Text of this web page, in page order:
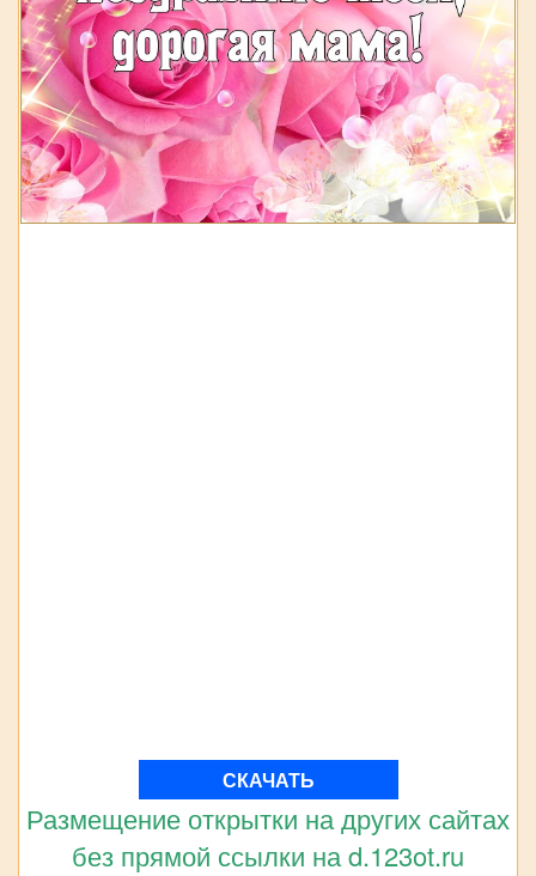
СКАЧАТЬ
Размещение открытки на других сайтах
без прямой ссылки на d.123ot.ru